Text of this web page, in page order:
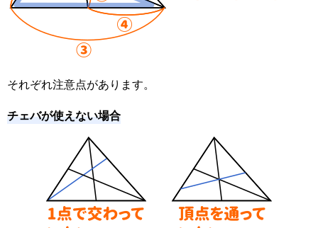
それぞれ注意点があります。
チェバが使えない場合